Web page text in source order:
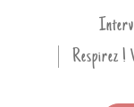
Respirez !